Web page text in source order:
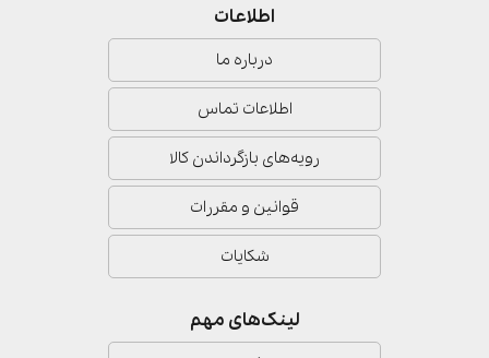
اطلاعات
درباره ما
اطلاعات تماس
رویه‌های بازگرداندن کالا
قوانین و مقررات
شکایات
لینک‌های مهم